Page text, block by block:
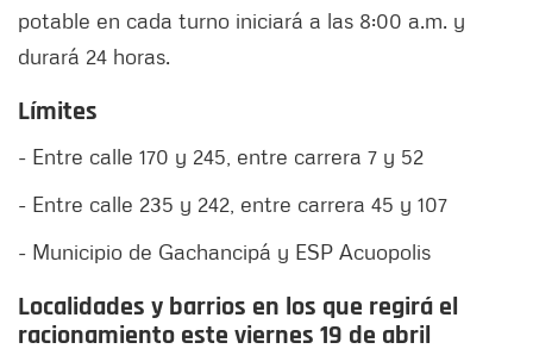
potable en cada turno iniciará a las 8:00 a.m. y
durará 24 horas.
Límites
- Entre calle 170 y 245, entre carrera 7 y 52
- Entre calle 235 y 242, entre carrera 45 y 107
- Municipio de Gachancipá y ESP Acuopolis
Localidades y barrios en los que regirá el
racionamiento este viernes 19 de abril